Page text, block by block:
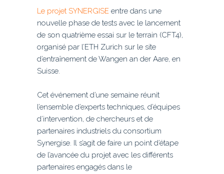
Le projet SYNERGISE entre dans une
nouvelle phase de tests avec le lancement
de son quatrième essai sur le terrain (CFT4),
organisé par l’ETH Zurich sur le site
d’entraînement de Wangen an der Aare, en
Suisse.
Cet événement d’une semaine réunit
l’ensemble d’experts techniques, d’équipes
d’intervention, de chercheurs et de
partenaires industriels du consortium
Synergise. Il s’agit de faire un point d’étape
de l’avancée du projet avec les différents
partenaires engagés dans le